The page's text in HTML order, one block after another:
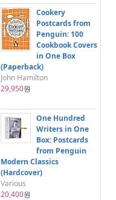
Cookery
Postcards from
Penguin: 100
Cookbook Covers
in One Box
(Paperback)
John Hamilton
29,950원
One Hundred
Writers in One
Box: Postcards
from Penguin
Modern Classics
(Hardcover)
Various
20,400원